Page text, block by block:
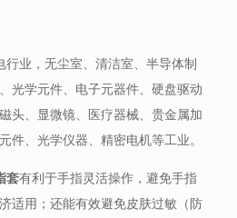
行业，无尘室、清洁室、半导体制
光学元件、电子元器件、硬盘驱动
头、显微镜、医疗器械、贵金属加
件、光学仪器、精密电机等工业。
套有利于手指灵活操作，避免手指
适用；还能有效避免皮肤过敏（防